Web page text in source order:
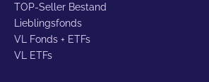
TOP-Seller Bestand
Lieblingsfonds
VL Fonds + ETFs
VL ETFs